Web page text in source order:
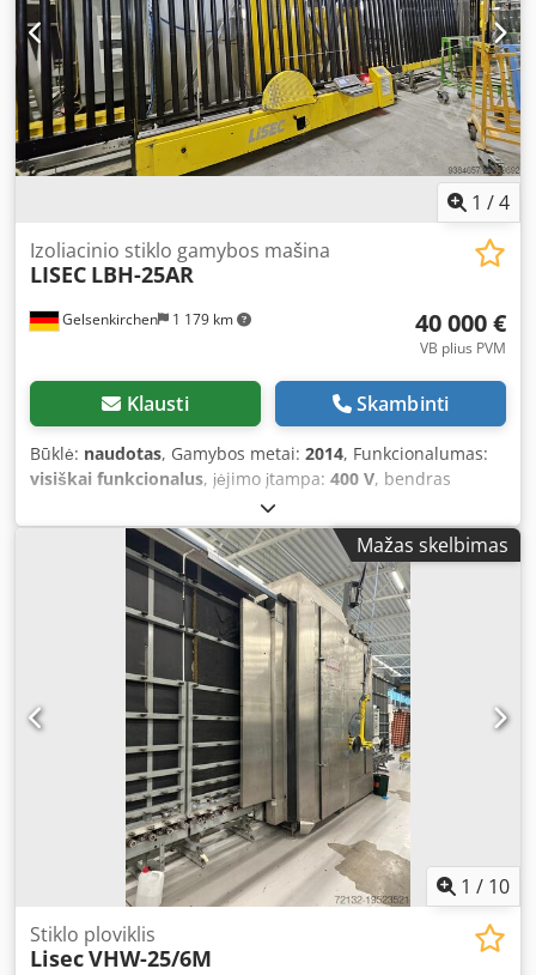
1 /4
Gelsenkirchen 1 179 km
Izoliacinio stiklo gamybos mašina
LISEC LBH-25AR
40 000 €
VB plius PVM
Klausti Skambinti
Būklė: naudotas, Gamybos metai: 2014, Funkcionalumas:
visiškai funkcionalus, įėjimo įtampa: 400 V, bendras
, įvesties srovės tipas:
Įranga:dokumentacija / vadovas, Parduodame naudotą
„LISEC LBH-25AR“ stiklo paketų gamybos mašiną,
pagamintą 2014 m. Djdpfx Aszmn Iyjnkock Serijos /
gamybos numeris: 572-074946 Svoris: 2200 kg Nominali
srovė (esant pilnai apkrovai): 10,00 A Aktyvioji galia: 7,00
kVA Įtampa: 400 V Dažnis: 50 Hz Atsparumas trumpajam
jungimui: 10 kA Slėgis: 6,00 bar Apsaugos klasė: IP32
Maksimali srovė: 1,4 A Kintamoji / nuolatinė įtampa: 400 /
24 V Jei turite klausimų arba norite gauti daugiau
informacijos, nedvejodami rašykite mums arba
skambinkite.
Mažas skelbimas
1 / 10
Stiklo ploviklis
LisecVHW-25/6M